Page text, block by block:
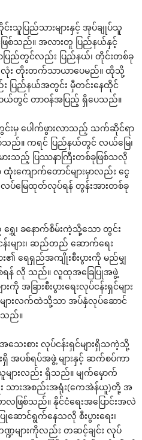
သူပြည်သားများနှင့် အုပ်ချုပ်သူ
ဖြစ်သည်။ အလားတူ ပြည်နယ်နှင့်
ာပြည်တွင်လည်း ပြည်နယ်၊ တိုင်းတစ်ခု
လုံး တိုးတက်သာယာ‌ပေမည်။ ထိုသို့
ပြည်နယ်အတွင်း မှီတင်း‌နေထိုင်
ယ်တွင် တာဝန်အပြည့် ရှိ‌ပေသည်။
င်းမှ ‌ပေါက်ဖွားလာသည့် သက်ဆိုင်ရာ
သည်။ ကရင် ပြည်နယ်တွင် လယ်‌မြေ၊
းမားသည့် ပြဿနာကြီးတစ်ခုဖြစ်သလို
း‌ကျောက်‌တောင်များမှာလည်း ‌ငွေ
လပ်‌မြေထုတ်လုပ်ရန် တွန်းအားတစ်ခု
ရွှေ၊ ခ‌နောက်စိမ်းကဲ့သို့‌သော တွင်း
များ၊ ဆည်တည် ‌ဆောက်‌ရေး
၏ ‌ရေရှည်အကျိုးစီးပွားကို မည်မျှ
န် လို သည်။ လူထုအ‌ခြေပြုအဖွဲ့
အခြားစီးပွား‌ရေးလုပ်ငန်းရှင်များ
များလက်ထဲသို့သာ အပ်နှံလုပ်‌ဆောင်
သည်။
ေးစား လုပ်ငန်းရှင်များရှိသကဲ့သို့
အပစ်ရပ်အဖွဲ့ များနှင့် ဆက်စပ်ကာ
များလည်း ရှိသည်။ မျက်‌မှောက်
သားအစည်းအရုံး(‌ကေအဲန်ယူ)တို့ အ
ဖြစ်သည်။ နိုင်ငံ‌ရေးအ‌ပြောင်းအလဲ
ောင်ရွက်‌နေသလို စီးပွား‌ရေး၊
ကဏ္ဍများကိုလည်း တဆင့်ချင်း လုပ်